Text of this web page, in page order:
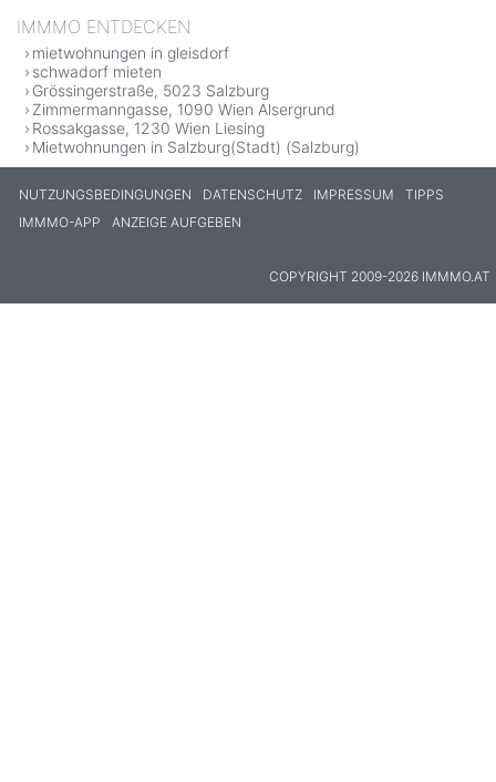
IMMMO ENTDECKEN
mietwohnungen in gleisdorf
schwadorf mieten
Grössingerstraße, 5023 Salzburg
Zimmermanngasse, 1090 Wien Alsergrund
Rossakgasse, 1230 Wien Liesing
Mietwohnungen in Salzburg(Stadt) (Salzburg)
NUTZUNGSBEDINGUNGEN DATENSCHUTZ IMPRESSUM
TIPPS
IMMMO-APP
ANZEIGE AUFGEBEN
COPYRIGHT 2009-2026 IMMMO.AT